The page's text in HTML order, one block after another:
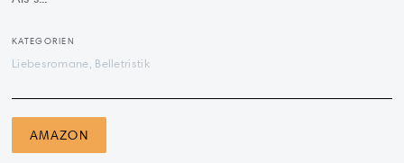
KATEGORIEN
Liebesromane, Belletristik
AMAZON